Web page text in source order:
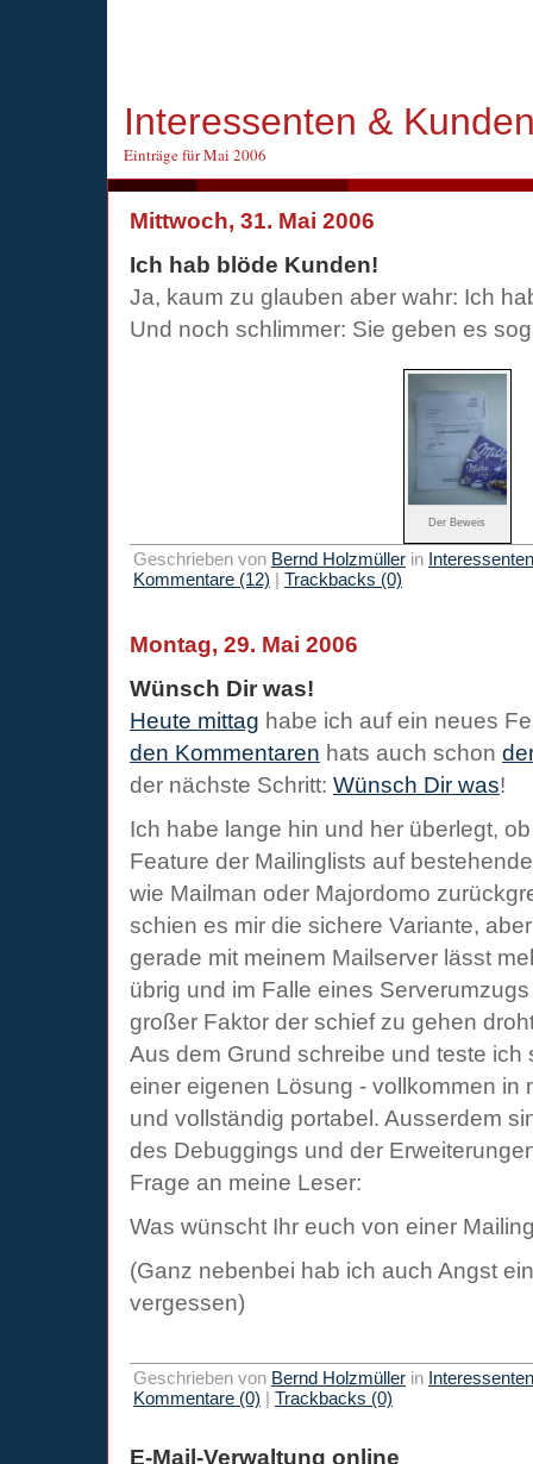
Interessenten &
Einträge für Mai 2006
Mittwoch, 31. Mai 2006
Ich hab blöde Kunden!
Ja, kaum zu glauben aber wahr: Ich
Und noch schlimmer: Sie geben es
Der Beweis
Geschrieben von Bernd Holzmüller in
Kommentare (12) | Trackbacks (0)
Montag, 29. Mai 2006
Wünsch Dir was!
Heute mittag habe ich auf ein neues
den Kommentaren hats auch schon
der nächste Schritt: Wünsch Dir was!
Ich habe lange hin und her überlegt,
Feature der Mailinglists auf
wie Mailman oder Majordomo
schien es mir die sichere Variante,
gerade mit meinem Mailserver lässt
übrig und im Falle eines
großer Faktor der schief zu gehen
Aus dem Grund schreibe und teste ich
einer eigenen Lösung - vollkommen in
und vollständig portabel. Ausserdem
des Debuggings und der
Frage an meine Leser:
Was wünscht Ihr euch von einer
(Ganz nebenbei hab ich auch Angst
vergessen)
Geschrieben von Bernd Holzmüller in
Kommentare (0) | Trackbacks (0)
E-Mail-Verwaltung online